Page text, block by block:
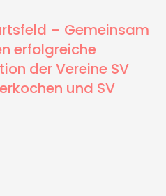
– Gemeinsam
erfolgreiche
der Vereine SV
und SV